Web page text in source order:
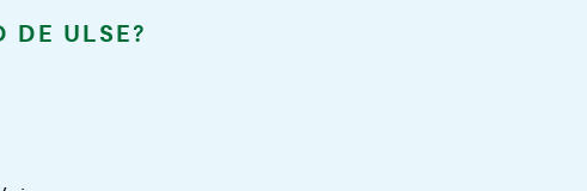
DE ULSE?